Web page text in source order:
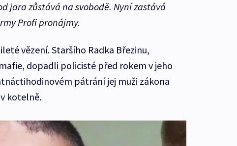
jara zůstává na svobodě. Nyní zastává
Profi pronájmy.
vězení. Staršího Radka Březinu,
dopadli policisté před rokem v jeho
pátrání jej muži zákona
kotelně.